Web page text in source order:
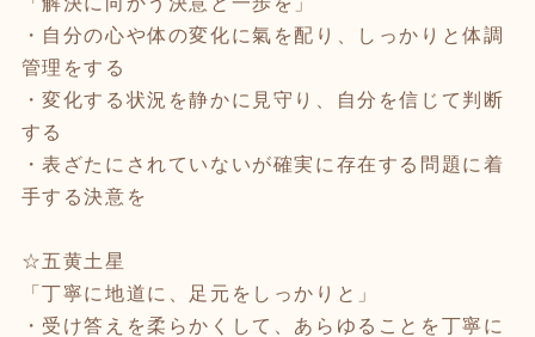
・自分の心や体の変化に氣を配り、しっかりと体調
管理をする
・変化する状況を静かに見守り、自分を信じて判断
する
・表ざたにされていないが確実に存在する問題に着
手する決意を
☆五黄土星
「丁寧に地道に、足元をしっかりと」
・受け答えを柔らかくして、あらゆることを丁寧に